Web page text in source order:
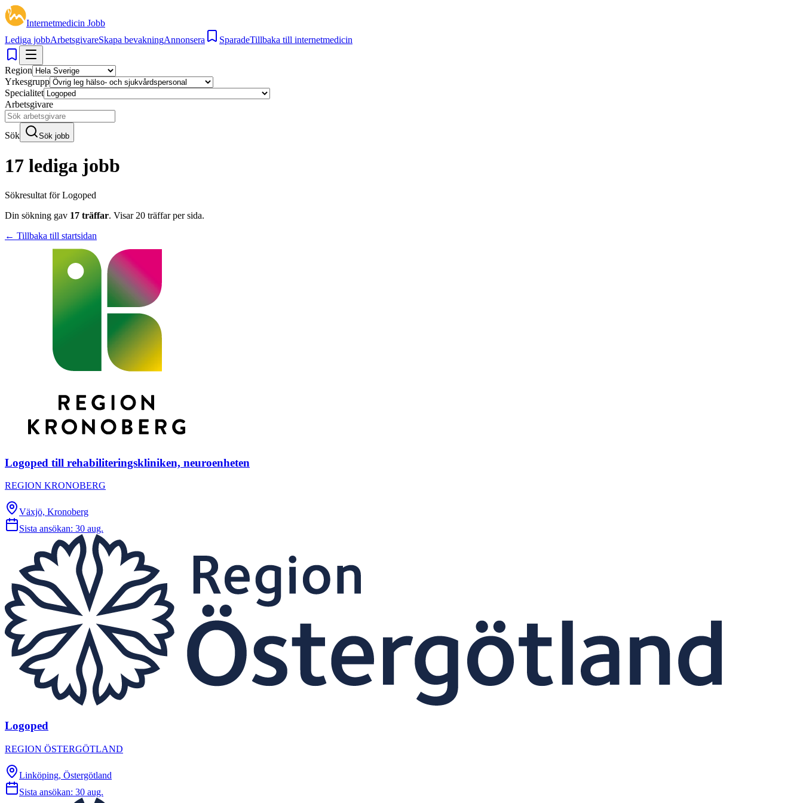
Internetmedicin Jobb
Lediga jobbArbetsgivareSkapa bevakningAnnonsera SparadeTillbaka till internetmedicin
Region
Yrkesgrupp
Specialitet
Arbetsgivare
Sök Sök jobb
17 lediga jobb
Sökresultat förLogoped
Din sökning gav 17 träffar. Visar 20 träffar per sida.
← Tillbaka till startsidan
Logoped till rehabiliteringskliniken, neuroenheten
REGION KRONOBERG
Växjö, Kronoberg
Sista ansökan: 30 aug.
Logoped
REGION ÖSTERGÖTLAND
Linköping, Östergötland
Sista ansökan: 30 aug.